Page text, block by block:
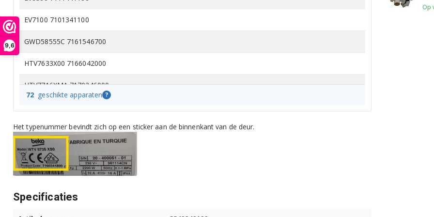
9,6
EV7100 7101341100
GWD58555C 7161546700
HTV7633X00 7166042000
HTV7716XMA 7170246000
HTV7732XA0 7170243400
HTV7732XA01 7170245100
HTV7732XW0 7165143100
HTV7732XW01 7165144500
72 geschikte apparaten ?
Het typenummer bevindt zich op een sticker aan de binnenkant van de deur.
Specificaties
Op